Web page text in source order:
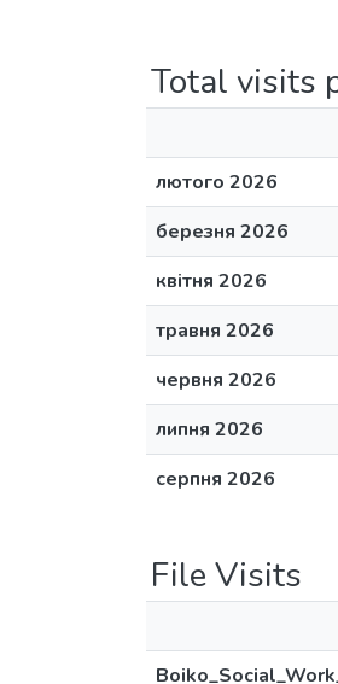
Total visits
лютого 2026
березня 2026
квітня 2026
травня 2026
червня 2026
липня 2026
серпня 2026
File Visits